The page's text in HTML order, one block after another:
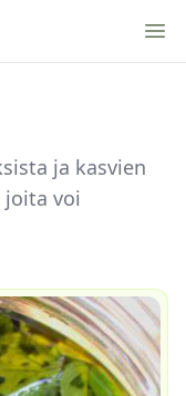
ja kasvien
voi